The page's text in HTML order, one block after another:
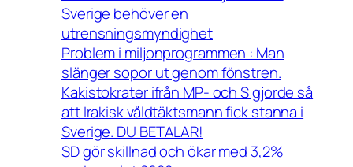
Sverige behöver en
utrensningsmyndighet
Problem i miljonprogrammen : Man
slänger sopor ut genom fönstren.
Kakistokrater ifrån MP- och S gjorde så
att Irakisk våldtäktsmann fick stanna i
Sverige. DU BETALAR!
SD gör skillnad och ökar med 3,2%